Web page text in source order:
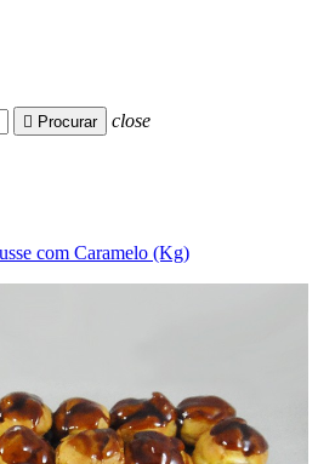
 Procurar close
com Caramelo (Kg)